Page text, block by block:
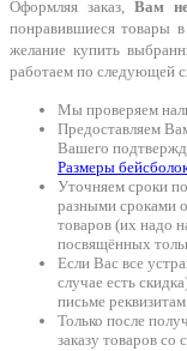
Оформляя заказ,Вам
понравившиеся товары
желание купить
работаем по следующей
Мы проверяем
Предоставляем
Вашего
Размеры
Уточняем сроки
разными сроками
товаров (их надо
посвящённых
Если Вас все
случае есть
письме
Только после
заказу товаров